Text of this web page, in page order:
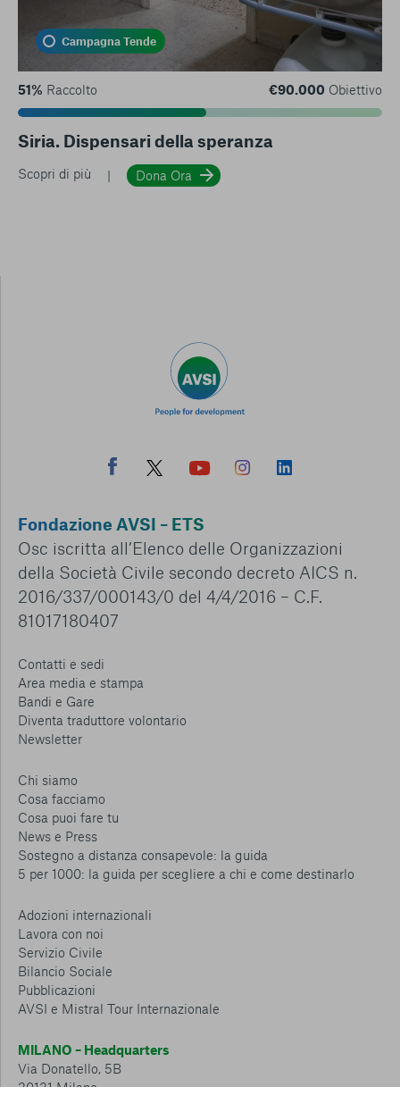
Campagna Tende
51% Raccolto €90.000 Obiettivo
Siria. Dispensari della speranza
Scopri di più Dona Ora
Fondazione AVSI – ETS
Osc iscritta all’Elenco delle Organizzazioni
della Società Civile secondo decreto AICS n.
2016/337/000143/0 del 4/4/2016 – C.F.
81017180407
Contatti e sedi
Area media e stampa
Bandi e Gare
Diventa traduttore volontario
Newsletter
Chi siamo
Cosa facciamo
Cosa puoi fare tu
News e Press
Sostegno a distanza consapevole: la guida
5 per 1000: la guida per scegliere a chi e come destinarlo
Adozioni internazionali
Lavora con noi
Servizio Civile
Bilancio Sociale
Pubblicazioni
AVSI e Mistral Tour Internazionale
MILANO – Headquarters
Via Donatello, 5B
20131 Milano